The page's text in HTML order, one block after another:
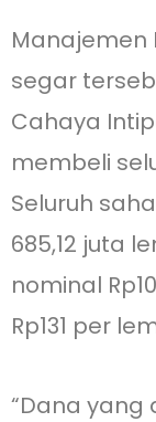
Manajemen
segar
Cahaya
membeli
Seluruh
685,12 juta
nominal
Rp131 per
“Dana yang